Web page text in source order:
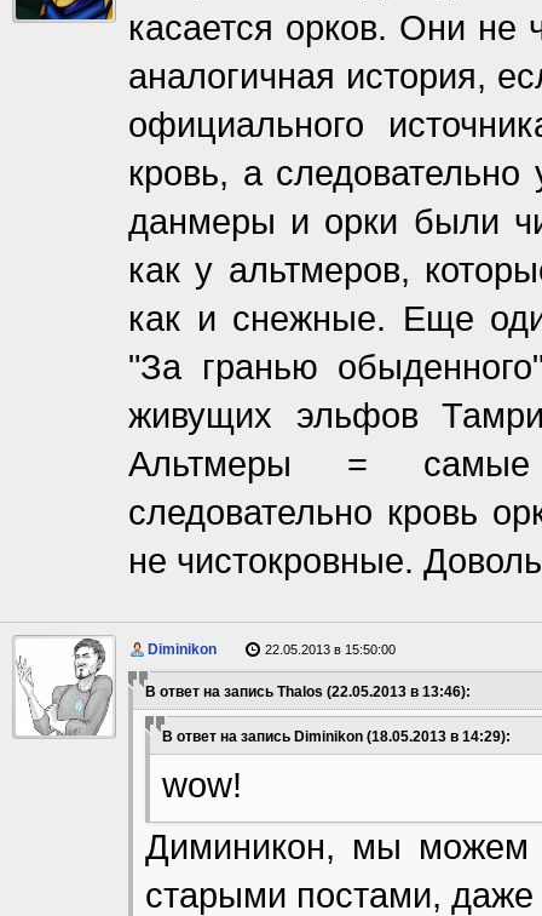
касается орков. Они не
аналогичная история,
официального
кровь, а
данмеры и орки были
как у альтмеров,
как и снежные. Еще
"За гранью
живущих эльфов
Альтмеры = самые
следовательно кровь
не чистокровные.
Diminikon 22.05.2013 в 15:50:00
В ответ на запись Thalos (22.05.2013 в 13:46):
В ответ на запись Diminikon (18.05.2013 в 14:29):
wow!
Диминикон, мы можем
старыми постами,